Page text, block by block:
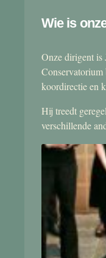
Wie is
Onze dirigent is
Conservatorium
koordirectie en
Hij treedt
verschillende